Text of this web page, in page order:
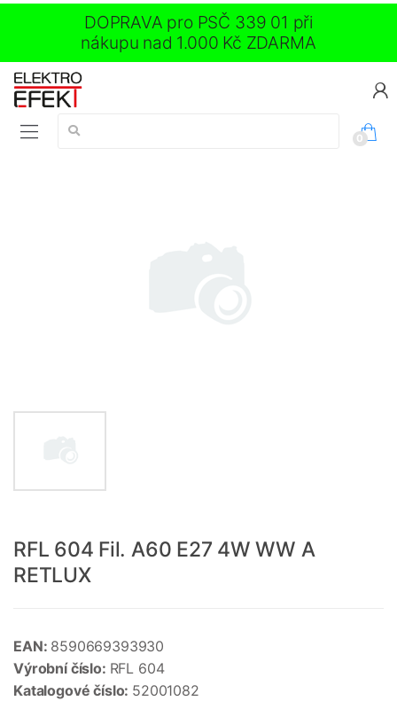
DOPRAVA pro PSČ 339 01 při
nákupu nad 1.000 Kč ZDARMA
Vyhledávání:
0
RFL 604 Fil. A60 E27 4W WW A
RETLUX
EAN: 8590669393930
Výrobní číslo: RFL 604
Katalogové číslo: 52001082